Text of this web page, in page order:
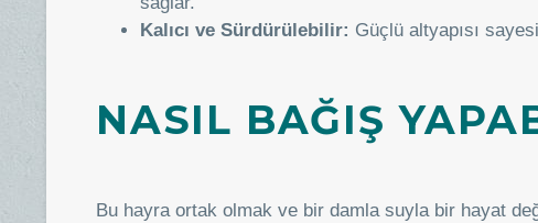
Kalıcı ve Sürdürülebilir: Güçlü altyapısı
NASIL BAĞIŞ
Bu hayra ortak olmak ve bir damla suyla bir hayat